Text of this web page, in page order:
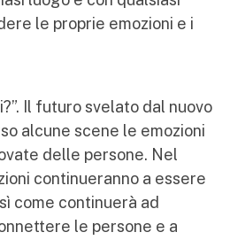
le proprie emozioni e i
Il futuro svelato dal nuovo
alcune scene le emozioni
delle persone. Nel
continueranno a essere
come continuerà ad
le persone e a